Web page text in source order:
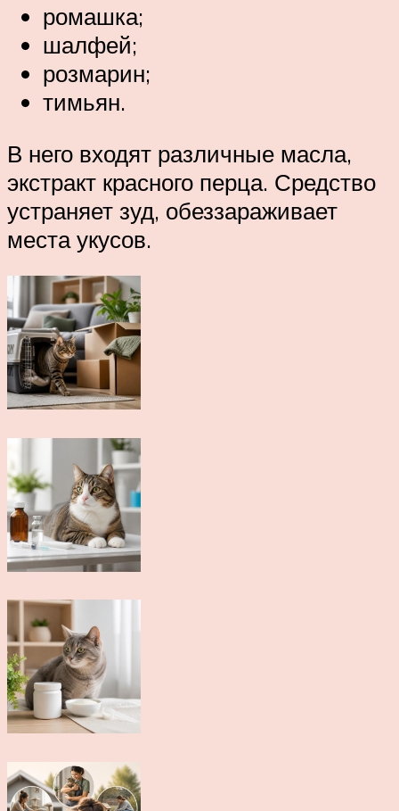
ромашка;
шалфей;
розмарин;
тимьян.
В него входят различные масла,
экстракт красного перца. Средство
устраняет зуд, обеззараживает
места укусов.